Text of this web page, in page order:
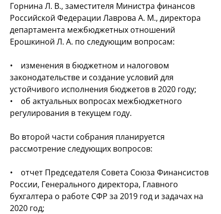
Горнина Л. В., заместителя Министра финансов
Российской Федерации Лаврова А. М., директора
департамента межбюджетных отношений
Ерошкиной Л. А. по следующим вопросам:
• изменения в бюджетном и налоговом
законодательстве и создание условий для
устойчивого исполнения бюджетов в 2020 году;
• об актуальных вопросах межбюджетного
регулирования в текущем году.
Во второй части собрания планируется
рассмотрение следующих вопросов:
• отчет Председателя Совета Союза Финансистов
России, Генерального директора, Главного
бухгалтера о работе СФР за 2019 год и задачах на
2020 год;